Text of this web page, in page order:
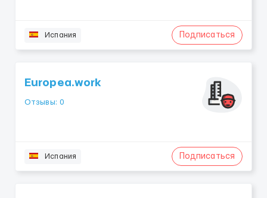
Испания Подписаться
Europea.work
Отзывы: 0
Испания Подписаться